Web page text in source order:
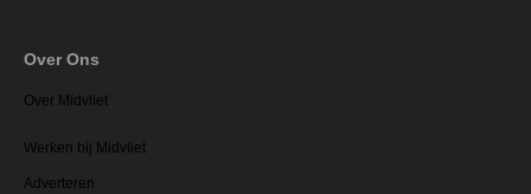
Over Ons
Over Midvliet
Werken bij Midvliet
Adverteren